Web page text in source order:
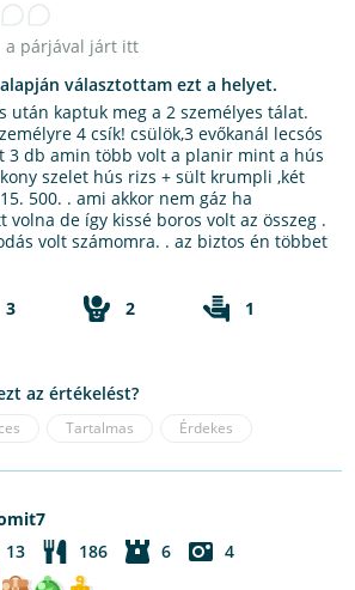
a párjával járt itt
választottam ezt a helyet.
után kaptuk meg a 2 személyes tálat.
4 csík! csülök,3 evőkanál lecsós
3 db amin több volt a planir mint a hús
szelet hús rizs + sült krumpli ,két
500. . ami akkor nem gáz ha
volna de így kissé boros volt az összeg .
volt számomra. . az biztos én többet
3 2
1
az értékelést?
Tartalmas Érdekes
13
186 6 4